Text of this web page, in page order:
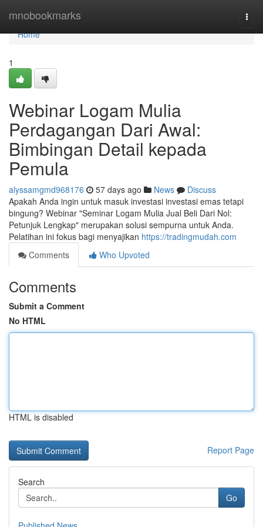
mnobookmarks
Home
Home
1
Webinar Logam Mulia
Perdagangan Dari Awal:
Bimbingan Detail kepada
Pemula
alyssamgmd968176 57 days ago News
Discuss
Apakah Anda ingin untuk masuk investasi investasi emas tetapi
bingung? Webinar "Seminar Logam Mulia Jual Beli Dari Nol:
Petunjuk Lengkap" merupakan solusi sempurna untuk Anda.
Pelatihan ini fokus bagi menyajikan https://tradingmudah.com
Comments
Who Upvoted
Comments
Submit a Comment
No HTML
HTML is disabled
Report Page
Search
Go